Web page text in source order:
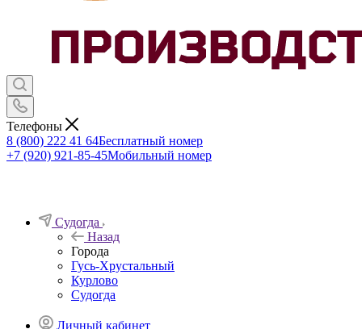
Телефоны
8 (800) 222 41 64Бесплатный номер
+7 (920) 921-85-45Мобильный номер
Судогда
Назад
Города
Гусь-Хрустальный
Курлово
Судогда
Личный кабинет